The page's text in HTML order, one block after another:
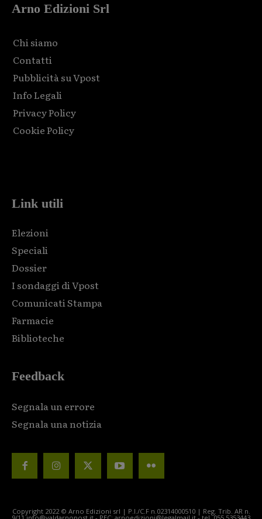
Arno Edizioni Srl
Chi siamo
Contatti
Pubblicità su Vpost
Info Legali
Privacy Policy
Cookie Policy
Link utili
Elezioni
Speciali
Dossier
I sondaggi di Vpost
Comunicati Stampa
Farmacie
Biblioteche
Feedback
Segnala un errore
Segnala una notizia
Copyright 2022 © Arno Edizioni srl | P.I./C.F n.02314000510 | Reg. Trib. AR n.